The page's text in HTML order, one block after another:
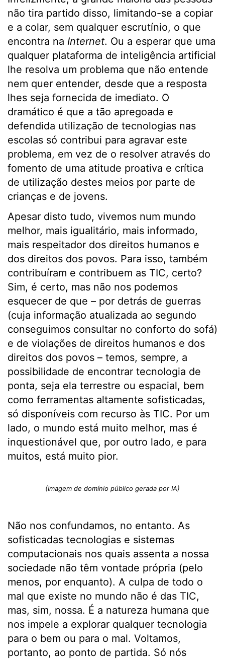
não tira partido disso, limitando-se a copiar
e a colar, sem qualquer escrutínio, o que
encontra na Internet. Ou a esperar que uma
qualquer plataforma de inteligência artificial
lhe resolva um problema que não entende
nem quer entender, desde que a resposta
lhes seja fornecida de imediato. O
dramático é que a tão apregoada e
defendida utilização de tecnologias nas
escolas só contribui para agravar este
problema, em vez de o resolver através do
fomento de uma atitude proativa e crítica
de utilização destes meios por parte de
crianças e de jovens.
Apesar disto tudo, vivemos num mundo
melhor, mais igualitário, mais informado,
mais respeitador dos direitos humanos e
dos direitos dos povos. Para isso, também
contribuíram e contribuem as TIC, certo?
Sim, é certo, mas não nos podemos
esquecer de que – por detrás de guerras
(cuja informação atualizada ao segundo
conseguimos consultar no conforto do sofá)
e de violações de direitos humanos e dos
direitos dos povos – temos, sempre, a
possibilidade de encontrar tecnologia de
ponta, seja ela terrestre ou espacial, bem
como ferramentas altamente sofisticadas,
só disponíveis com recurso às TIC. Por um
lado, o mundo está muito melhor, mas é
inquestionável que, por outro lado, e para
muitos, está muito pior.
(Imagem de domínio público gerada por IA)
Não nos confundamos, no entanto. As
sofisticadas tecnologias e sistemas
computacionais nos quais assenta a nossa
sociedade não têm vontade própria (pelo
menos, por enquanto). A culpa de todo o
mal que existe no mundo não é das TIC,
mas, sim, nossa. É a natureza humana que
nos impele a explorar qualquer tecnologia
para o bem ou para o mal. Voltamos,
portanto, ao ponto de partida. Só nós